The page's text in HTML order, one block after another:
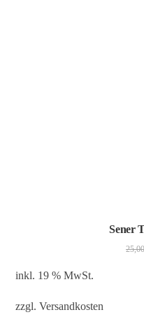
Sener
inkl. 19 % MwSt.
zzgl.Versandkosten